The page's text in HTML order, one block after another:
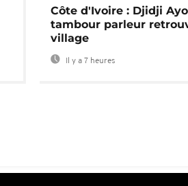
Côte d'Ivoire : Djidji
tambour parleur
village
Il y a 7 heures